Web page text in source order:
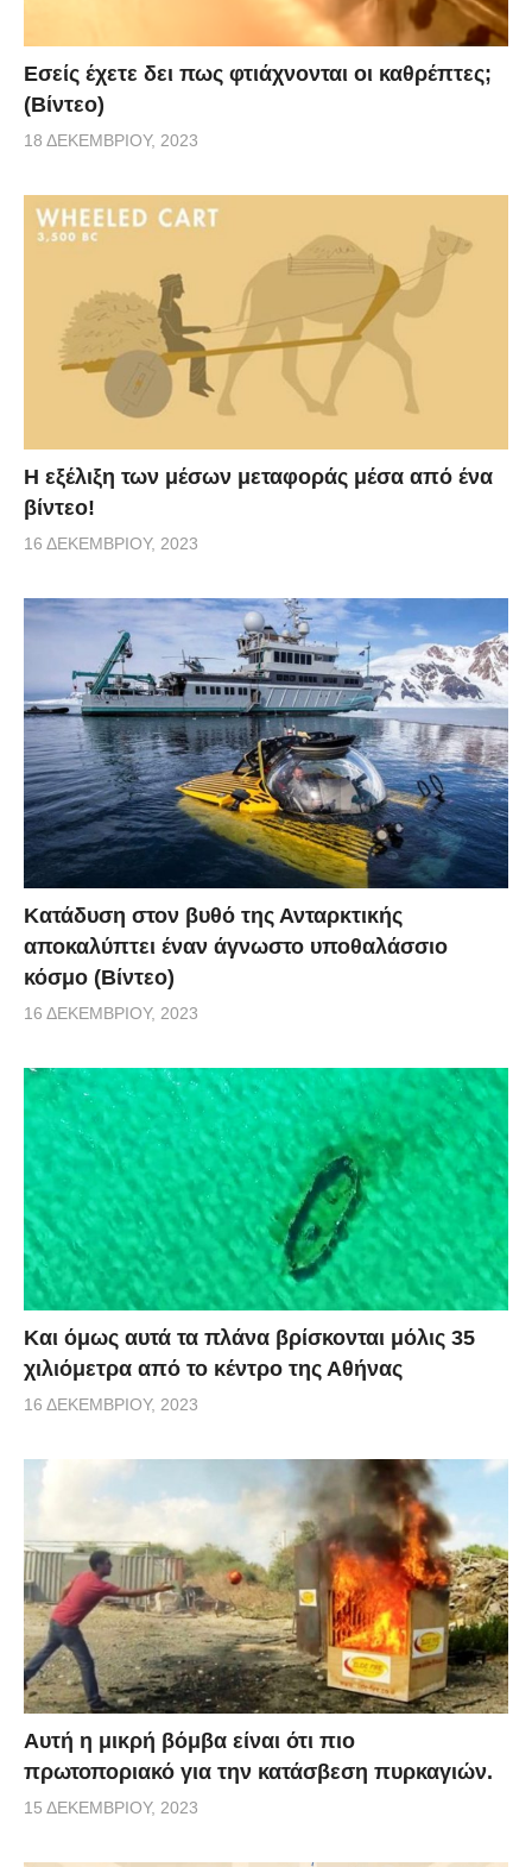
Εσείς έχετε δει πως φτιάχνονται οι καθρέπτες;
(Βίντεο)
18 ΔΕΚΕΜΒΡΊΟΥ, 2023
Η εξέλιξη των μέσων μεταφοράς μέσα από ένα
βίντεο!
16 ΔΕΚΕΜΒΡΊΟΥ, 2023
Κατάδυση στον βυθό της Ανταρκτικής
αποκαλύπτει έναν άγνωστο υποθαλάσσιο
κόσμο (Βίντεο)
16 ΔΕΚΕΜΒΡΊΟΥ, 2023
Και όμως αυτά τα πλάνα βρίσκονται μόλις 35
χιλιόμετρα από το κέντρο της Αθήνας
16 ΔΕΚΕΜΒΡΊΟΥ, 2023
Αυτή η μικρή βόμβα είναι ότι πιο
πρωτοποριακό για την κατάσβεση πυρκαγιών.
15 ΔΕΚΕΜΒΡΊΟΥ, 2023